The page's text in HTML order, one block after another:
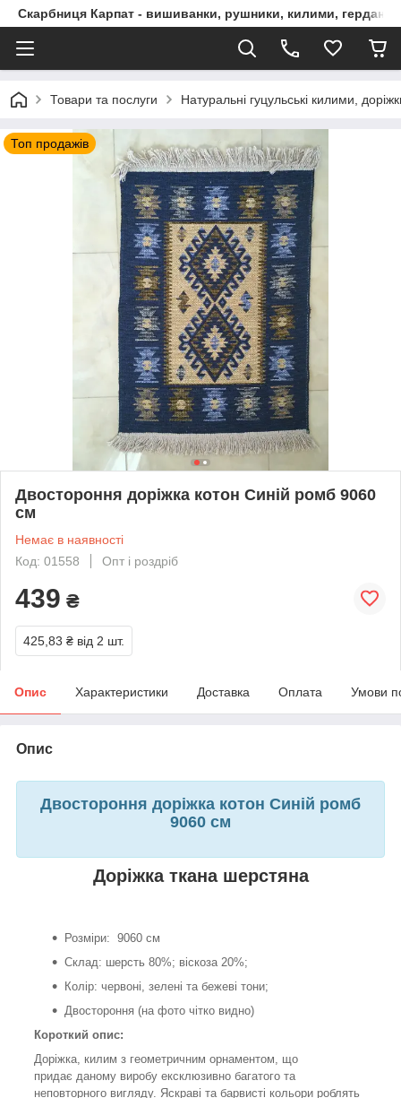
Скарбниця Карпат - вишиванки, рушники, килими, гердани,
Товари та послуги Натуральні гуцульські килими,
Топ продажів
Двостороння доріжка котон Синій ромб 9060
см
Немає в наявності
Код: 01558
Опт і роздріб
439 ₴
425,83 ₴ від 2 шт.
Опис Характеристики Доставка Оплата Умови
Опис
Двостороння доріжка котон Синій ромб
9060 см
Доріжка ткана шерстяна
Розміри: 9060 см
Склад: шерсть 80%; віскоза 20%;
Колір: червоні, зелені та бежеві тони;
Двостороння (на фото чітко видно)
Короткий опис:
Доріжка, килим з геометричним орнаментом, що
придає даному виробу ексклюзивно багатого та
неповторного вигляду. Яскраві та барвисті кольори роблять